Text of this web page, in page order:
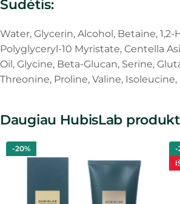
Sudėtis:
Water, Glycerin, Alcohol, Betaine,
Polyglyceryl-10 Myristate, Centella
Oil, Glycine, Beta-Glucan, Serine,
Threonine, Proline, Valine,
Daugiau HubisLab
-20%
-